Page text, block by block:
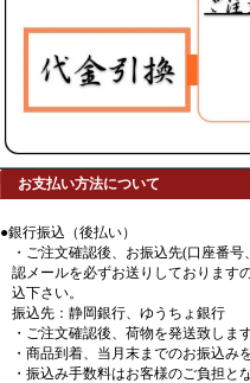
お支払い方法について
●銀行振込（後払い）
・ご注文確認後、お振込先(口座番
認メールを必ずお送りしております
込下さい。
振込先：静岡銀行、ゆうちょ銀行
・ご注文確認後、荷物を発送致しま
・商品到着、当月末までのお振込み
・振込み手数料はお客様のご負担と